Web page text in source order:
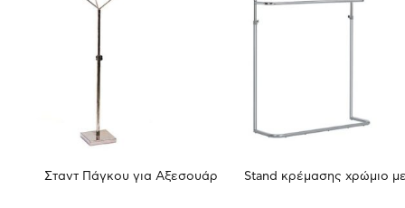
Σταντ Πάγκου για Αξεσουάρ Stand κρέμασης χρώμιο